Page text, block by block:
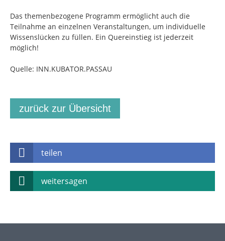
Das themenbezogene Programm ermöglicht auch die
Teilnahme an einzelnen Veranstaltungen, um individuelle
Wissenslücken zu füllen. Ein Quereinstieg ist jederzeit
möglich!
Quelle: INN.KUBATOR.PASSAU
zurück zur Übersicht
teilen
weitersagen